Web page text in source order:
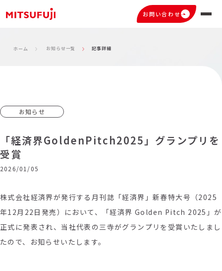
お問い合わせ
ホーム お知らせ一覧 記事詳細
お知らせ
「経済界GoldenPitch2025」グランプリを
受賞
2026/01/05
株式会社経済界が発行する月刊誌「経済界」新春特大号（2025
年12月22日発売）において、「経済界 Golden Pitch 2025」が
正式に発表され、当社代表の三寺がグランプリを受賞いたしまし
たので、お知らせいたします。